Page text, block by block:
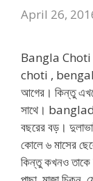
April 26,
Bangla Choti
choti ,
আগের। কিন্তু
সাথে।
বছরের বড়।
কোলে ৬ মাসের
কিন্তু কখনও তাকে